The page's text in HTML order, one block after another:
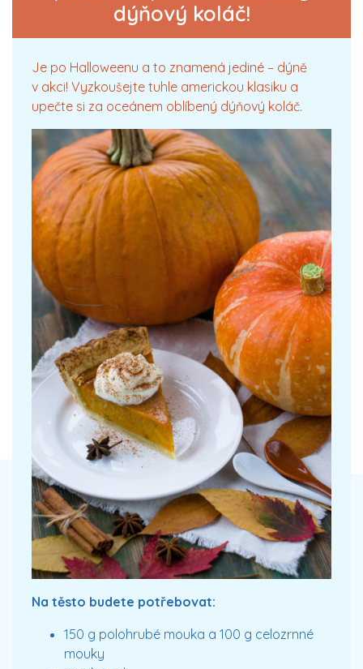
dýňový koláč!
Je po Halloweenu a to znamená jediné – dýně
v akci! Vyzkoušejte tuhle americkou klasiku a
upečte si za oceánem oblíbený dýňový koláč.
Na těsto budete potřebovat:
150 g polohrubé mouka a 100 g celozrnné
mouky